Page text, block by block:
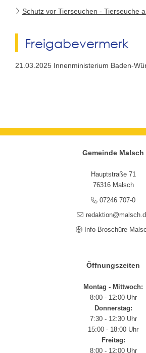
Schutz vor Tierseuchen - Tierseuche
Freigabevermerk
21.03.2025 Innenministerium Baden-
Gemeinde Malsch
Hauptstraße 71
76316 Malsch
07246 707-0
Info-Broschüre
Öffnungszeiten
Montag - Mittwoch:
8:00 - 12:00 Uhr
Donnerstag:
7:30 - 12:30 Uhr
15:00 - 18:00 Uhr
Freitag:
8:00 - 12:00 Uhr